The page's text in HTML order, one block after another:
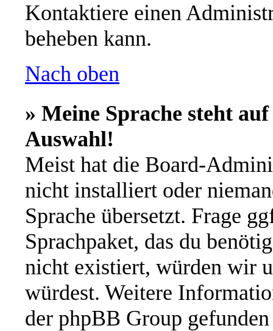
Kontaktiere einen
beheben kann.
Nach oben
» Meine Sprache steht
Auswahl!
Meist hat die Board-
nicht installiert oder
Sprache übersetzt. Frage
Sprachpaket, das du
nicht existiert, würden wir
würdest. Weitere
der phpBB Group